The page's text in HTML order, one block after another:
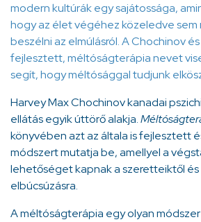
modern kultúrák egy sajátossága,
hogy az élet végéhez közeledve sem
beszélni az elmúlásról. A Chochinov
fejlesztett, méltóságterápia nevet
segít, hogy méltósággal tudjunk
Harvey Max Chochinov kanadai
ellátás egyik úttörő alakja.
könyvében azt az általa is fejlesztett
módszert mutatja be, amellyel a
lehetőséget kapnak a szeretteiktől
elbúcsúzásra.
A méltóságterápia egy olyan